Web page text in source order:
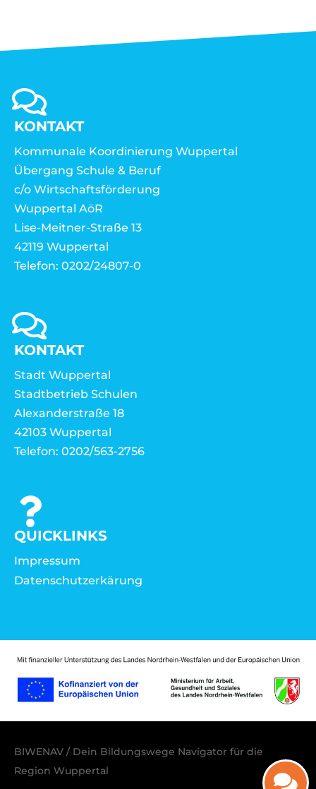
KONTAKT
Kommunale Koordinierung Wuppertal
Übergang Schule & Beruf
c/o Wirtschaftsförderung
Wuppertal AöR
Lise-Meitner-Straße 13
42119 Wuppertal
Telefon: 0202/24807-0
KONTAKT
Stadt Wuppertal
Stadtbetrieb Schulen
Alexanderstraße 18
42103 Wuppertal
Telefon: 0202/563-2756
QUICKLINKS
Impressum
Datenschutzerkärung
BIWENAV / Dein Bildungswege Navigator für die
Region Wuppertal